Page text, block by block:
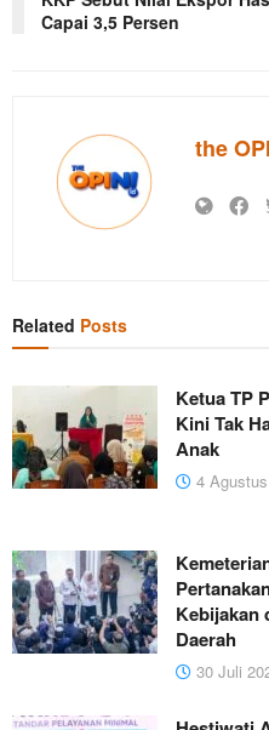
Capai 3,5 Persen
the
Related Posts
Ketua TP
Kini Tak
Anak
4
Kebijakan
Daerah
30 Juli